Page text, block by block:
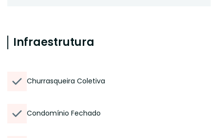
Infraestrutura
Churrasqueira Coletiva
Condomínio Fechado